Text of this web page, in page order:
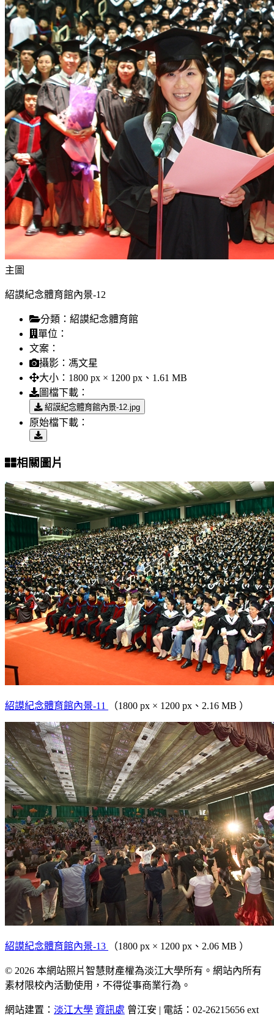
主圖
紹謨紀念體育館內景-12
分類： 紹謨紀念體育館
單位：
文案：
攝影： 馮文星
大小： 1800 px × 1200 px、1.61 MB
圖檔下載：
紹謨紀念體育館內景-12.jpg
原始檔下載：
相關圖片
紹謨紀念體育館內景-11 （1800 px × 1200 px、2.16 MB ）
紹謨紀念體育館內景-13 （1800 px × 1200 px、2.06 MB ）
© 2026 本網站照片智慧財產權為淡江大學所有。網站內所有
素材限校內活動使用，不得從事商業行為。
網站建置： 淡江大學 資訊處 曾江安 | 電話：02-26215656 ext